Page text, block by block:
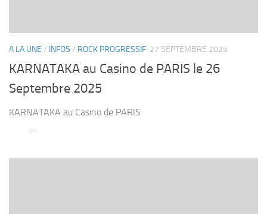
A LA UNE / INFOS / ROCK PROGRESSIF 27 SEPTEMBRE 2025
KARNATAKA au Casino de PARIS le 26
Septembre 2025
KARNATAKA au Casino de PARIS